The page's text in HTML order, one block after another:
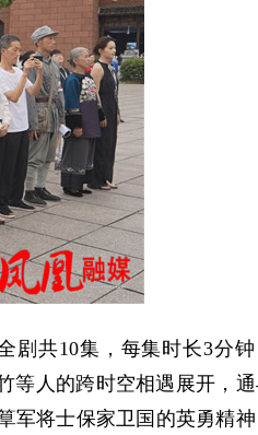
剧共10集，每集时长3分
等人的跨时空相遇展开，
军将士保家卫国的英勇精